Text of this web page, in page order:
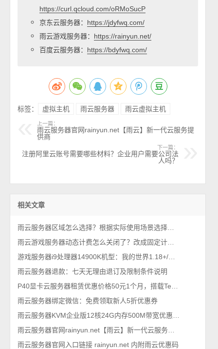
https://curl.qcloud.com/oRMoSucP
京东云服务器： https://jdyfwq.com/
雨云游戏服务器： https://rainyun.net/
百度云服务器： https://bdyfwq.com/
标签： 虚拟主机 雨云服务器 雨云虚拟主机
上一篇：
雨云服务器官网rainyun.net【雨云】新一代云服务提
供商
下一篇：
注册阿里云账号需要哪些材料？企业用户需要公司法
人吗？
相关文章
雨云服务器退款：七天无理由退订及限制条件说明
雨云服务器绑定微信：免费领取新人5折优惠券
雨云服务器官网入口链接 rainyun.net 内附雨云优惠码